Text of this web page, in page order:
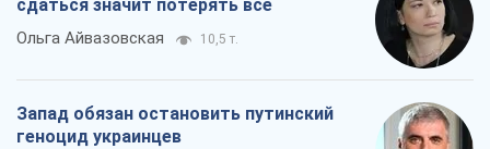
сдаться значит потерять все
Ольга Айвазовская 10,5 т.
Запад обязан остановить путинский
геноцид украинцев